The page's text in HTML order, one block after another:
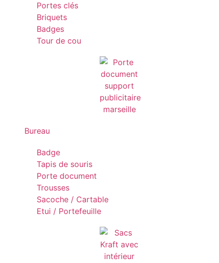
Portes clés
Briquets
Badges
Tour de cou
Bureau
Badge
Tapis de souris
Porte document
Trousses
Sacoche / Cartable
Etui / Portefeuille